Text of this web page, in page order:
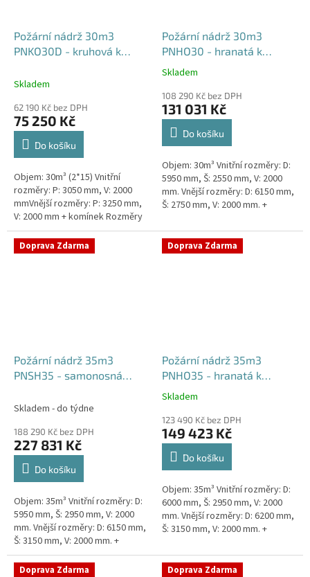
Požární nádrž 30m3
PNKO30D - kruhová k
Skladem
62 190 Kč bez DPH
75 250 Kč
Do košíku
Objem: 30m³ (2*15) Vnitřní
rozměry: P: 3050 mm, V: 2000
mmVnější rozměry: P: 3250 mm,
V: 2000 mm + komínek Rozměry
nádrže možno jakkoliv upravit -
vyrobíme nádrž na...
Požární nádrž 30m3
PNHO30 - hranatá k
obetonování
Průměrné
produktu
je
5,0
hvězdiček.
Skladem
108 290 Kč bez DPH
131 031 Kč
Do košíku
Objem: 30m³ Vnitřní rozměry: D:
5950 mm, Š: 2550 mm, V: 2000
mm. Vnější rozměry: D: 6150 mm,
Š: 2750 mm, V: 2000 mm. +
týdny od objednávky....
Doprava Zdarma
Požární nádrž 35m3
PNSH35 - samonosná
Skladem - do týdne
188 290 Kč bez DPH
227 831 Kč
Do košíku
Objem: 35m³ Vnitřní rozměry: D:
5950 mm, Š: 2950 mm, V: 2000
mm. Vnější rozměry: D: 6150 mm,
Š: 3150 mm, V: 2000 mm. +
komínek. Běžná doba dodání 2-3
týdny od objednávky....
Doprava Zdarma
Požární nádrž 35m3
PNHO35 - hranatá k
obetonování
Průměrné
produktu
je
5,0
hvězdiček.
Skladem
123 490 Kč bez DPH
149 423 Kč
Do košíku
Objem: 35m³ Vnitřní rozměry: D:
6000 mm, Š: 2950 mm, V: 2000
mm. Vnější rozměry: D: 6200 mm,
Š: 3150 mm, V: 2000 mm. +
týdny od objednávky....
Doprava Zdarma Doprava Zdarma